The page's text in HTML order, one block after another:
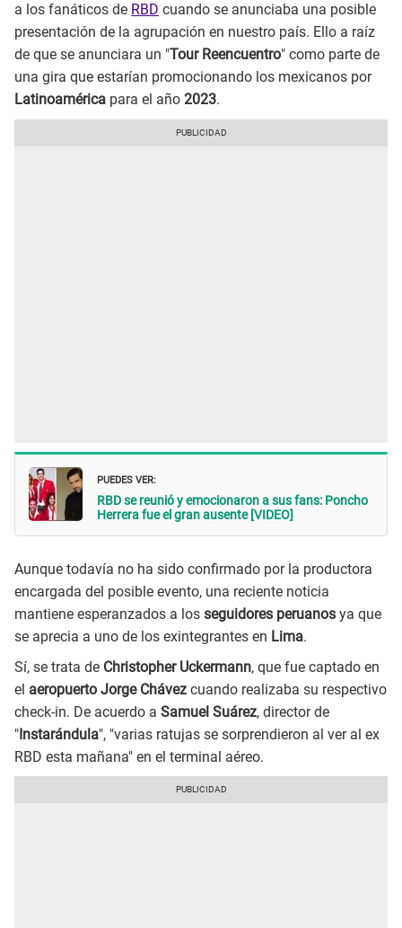
a los fanáticos de RBD cuando se anunciaba una posible
presentación de la agrupación en nuestro país. Ello a raíz
de que se anunciara un "Tour Reencuentro" como parte de
una gira que estarían promocionando los mexicanos por
Latinoamérica para el año 2023.
PUEDES VER:
RBD se reunió y emocionaron a sus fans: Poncho
Herrera fue el gran ausente [VIDEO]
Aunque todavía no ha sido confirmado por la productora
encargada del posible evento, una reciente noticia
mantiene esperanzados a los seguidores peruanos ya que
se aprecia a uno de los exintegrantes en Lima.
Sí, se trata de Christopher Uckermann, que fue captado en
el aeropuerto Jorge Chávez cuando realizaba su respectivo
check-in. De acuerdo a Samuel Suárez, director de
"Instarándula", "varias ratujas se sorprendieron al ver al ex
RBD esta mañana" en el terminal aéreo.